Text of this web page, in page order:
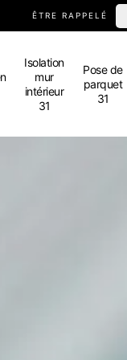
ÊTRE RAPPELÉ
Isolation
mur
intérieur
31
Pose de
parquet
31